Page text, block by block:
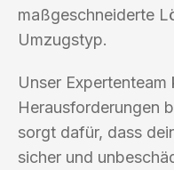
maßgeschneiderte
Umzugstyp.
Unser Expertenteam
Herausforderungen
sorgt dafür, dass
sicher und